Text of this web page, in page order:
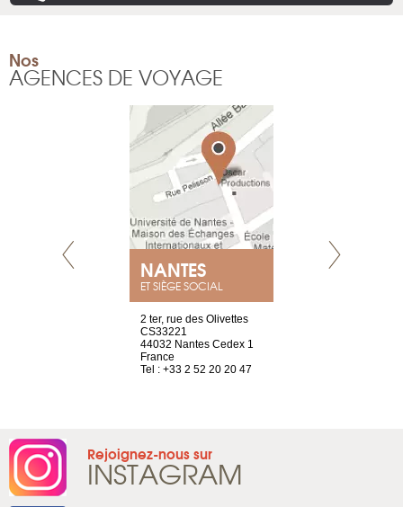
Nos
AGENCES DE VOYAGE
NANTES
ET SIÈGE SOCIAL
2 ter, rue des Olivettes
CS33221
44032 Nantes Cedex 1
France
Tel : +33 2 52 20 20 47
Rejoignez-nous sur
INSTAGRAM